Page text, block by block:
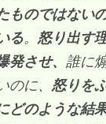
ものではない
る。 怒り出す
発させ、 誰に
のに、 怒りを
どのような結